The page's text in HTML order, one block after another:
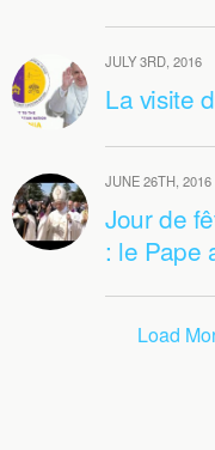
JULY 3RD, 2016
La visite
JUNE 26TH, 2016
Jour de
: le Pape
Load